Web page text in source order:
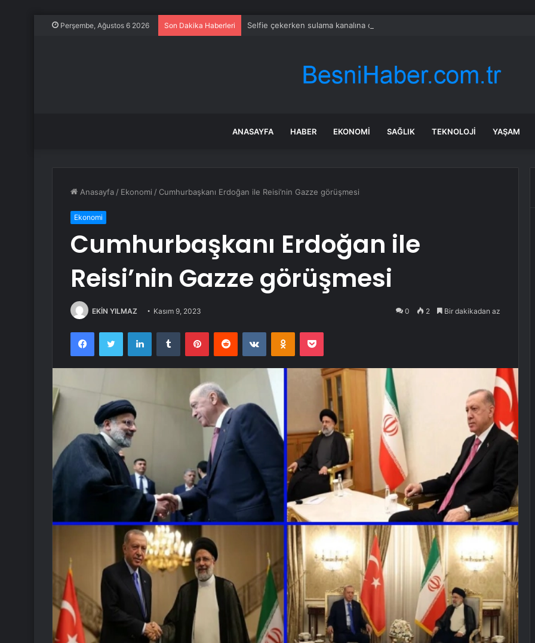
Perşembe, Ağustos 6 2026 Son Dakika Haberleri Selfie çekerken sulama kanalına düştü
ANASAYFA HABER EKONOMI SAĞLIK TEKNOLOJI YAŞAM
Anasayfa / Ekonomi / Cumhurbaşkanı Erdoğan ile Reisi’nin Gazze görüşmesi
Ekonomi
Cumhurbaşkanı Erdoğan ile
Reisi’nin Gazze görüşmesi
EKİN YILMAZ Kasım 9, 2023 0 2 Bir dakikadan az
FacebookTwitter LinkedInTumblr PinterestReddit VKontakteOdnoklassniki
Pocket